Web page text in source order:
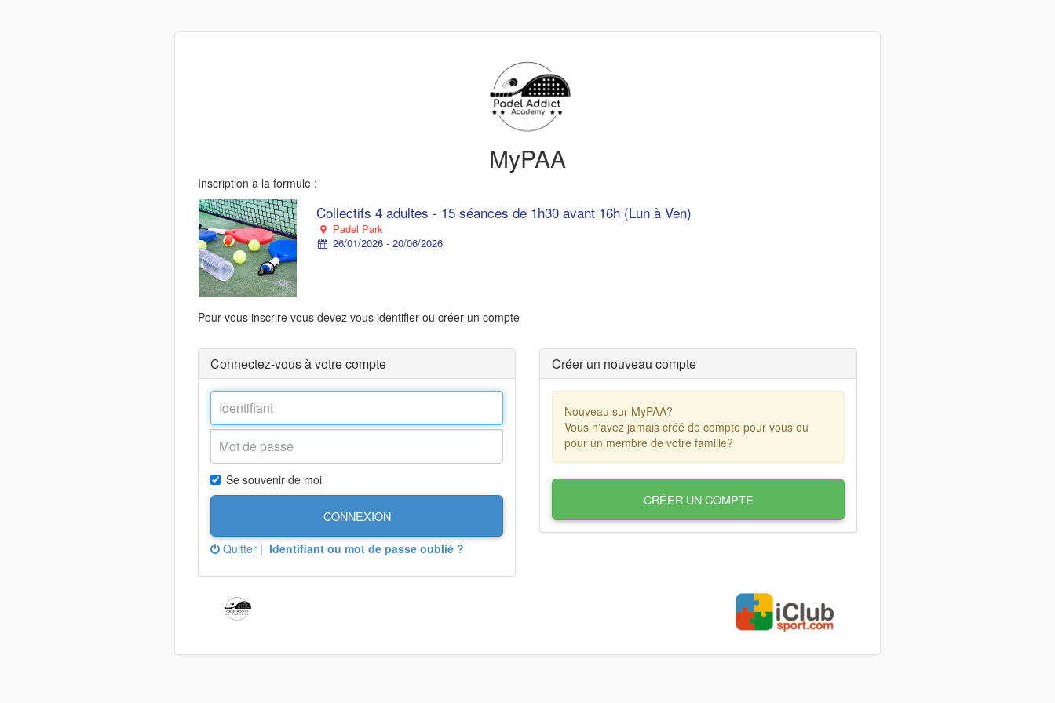
MyPAA
Inscription à la formule :
Collectifs 4 adultes - 15 séances de 1h30 avant 16h (Lun à Ven)
Padel Park
26/01/2026 - 20/06/2026
Pour vous inscrire vous devez vous identifier ou créer un compte
Connectez-vous à votre compte
Se souvenir de moi
CONNEXION
Quitter | Identifiant ou mot de passe oublié ?
Créer un nouveau compte
Nouveau sur MyPAA?
Vous n'avez jamais créé de compte pour vous ou
pour un membre de votre famille?
CRÉER UN COMPTE